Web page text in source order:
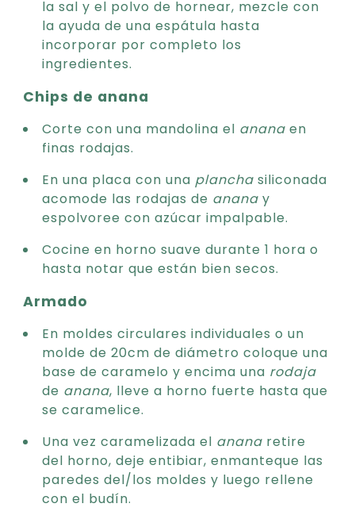
la sal y el polvo de hornear, mezcle con
la ayuda de una espátula hasta
incorporar por completo los
ingredientes.
Chips de anana
Corte con una mandolina el anana en
finas rodajas.
En una placa con una plancha siliconada
acomode las rodajas de anana y
espolvoree con azúcar impalpable.
Cocine en horno suave durante 1 hora o
hasta notar que están bien secos.
Armado
En moldes circulares individuales o un
molde de 20cm de diámetro coloque una
base de caramelo y encima una rodaja
de anana, lleve a horno fuerte hasta que
se caramelice.
Una vez caramelizada el anana retire
del horno, deje entibiar, enmanteque las
paredes del/los moldes y luego rellene
con el budín.